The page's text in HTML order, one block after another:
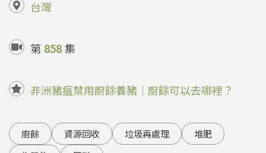
台灣
第 858集
非洲豬瘟禁用廚餘養豬｜廚餘可以去哪裡？
廚餘 資源回收 垃圾再處理
堆肥